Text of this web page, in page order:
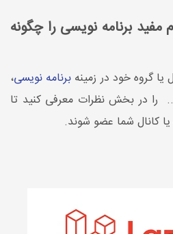
مفید برنامه نویسی را چگونه
یا گروه خود در زمینه برنامه نویسی،
را در بخش نظرات معرفی کنید تا
یا کانال شما عضو شوند.